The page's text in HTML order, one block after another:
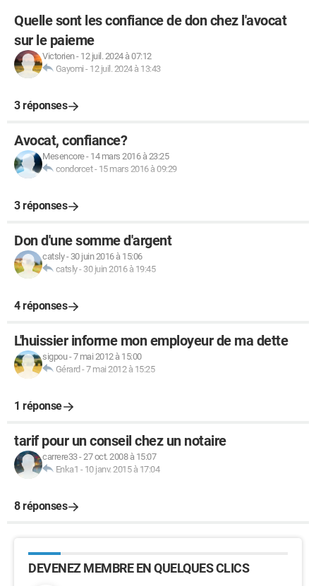
Quelle sont les confiance de don chez l'avocat
sur le paieme
Victorien- 12 juil. 2024 à 07:12
Gayomi - 12 juil. 2024 à 13:43
3 réponses
Avocat, confiance?
Mesencore- 14 mars 2016 à 23:25
condorcet- 15 mars 2016 à 09:29
3 réponses
Don d'une somme d'argent
catsly- 30 juin 2016 à 15:06
catsly- 30 juin 2016 à 19:45
4 réponses
L'huissier informe mon employeur de ma dette
sigpou-7 mai 2012 à 15:00
Gérard -7 mai 2012 à 15:25
1 réponse
tarif pour un conseil chez un notaire
carrere33-27 oct. 2008 à 15:07
Enka1 - 10 janv. 2015 à 17:04
8 réponses
DEVENEZ MEMBRE EN QUELQUES CLICS